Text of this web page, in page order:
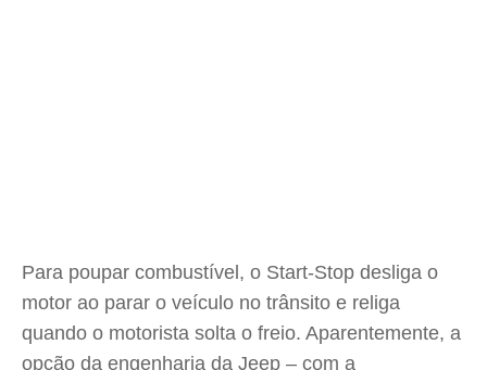
Para poupar combustível, o Start-Stop desliga o
motor ao parar o veículo no trânsito e religa
quando o motorista solta o freio. Aparentemente, a
opção da engenharia da Jeep – com a